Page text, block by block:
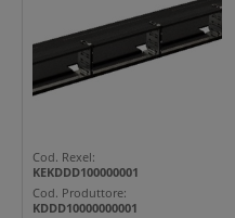
Cod. Rexel:
KEKDDD100000001
Cod. Produttore:
KDDD10000000001